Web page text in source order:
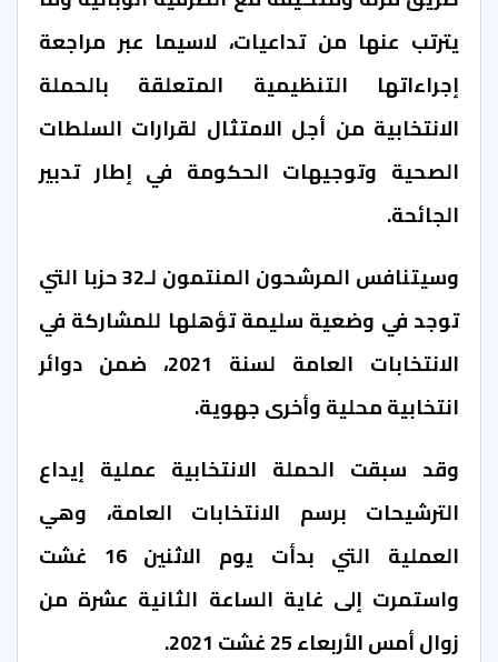
يترتب عنها من تداعيات، لاسيما عبر مراجعة
إجراءاتها التنظيمية المتعلقة بالحملة
الانتخابية من أجل الامتثال لقرارات السلطات
الصحية وتوجيهات الحكومة في إطار تدبير
الجائحة.
وسيتنافس المرشحون المنتمون لـ32 حزبا التي
توجد في وضعية سليمة تؤهلها للمشاركة في
الانتخابات العامة لسنة 2021، ضمن دوائر
انتخابية محلية وأخرى جهوية.
وقد سبقت الحملة الانتخابية عملية إيداع
الترشيحات برسم الانتخابات العامة، وهي
العملية التي بدأت يوم الاثنين 16 غشت
واستمرت إلى غاية الساعة الثانية عشرة من
زوال أمس الأربعاء 25 غشت 2021.